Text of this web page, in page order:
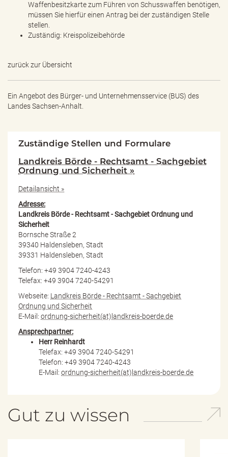
Waffenbesitzkarte zum Führen von Schusswaffen benötigen,
müssen Sie hierfür einen Antrag bei der zuständigen Stelle
stellen.
Zuständig: Kreispolizeibehörde
zurück zur Übersicht
Ein Angebot des Bürger- und Unternehmensservice (BUS) des
Landes Sachsen-Anhalt.
Zuständige Stellen und Formulare
Landkreis Börde - Rechtsamt - Sachgebiet
Ordnung und Sicherheit »
Detailansicht »
Adresse:
Landkreis Börde - Rechtsamt - Sachgebiet Ordnung und
Sicherheit
Bornsche Straße 2
39340 Haldensleben, Stadt
39331 Haldensleben, Stadt
Telefon: +49 3904 7240-4243
Telefax: +49 3904 7240-54291
Webseite: Landkreis Börde - Rechtsamt - Sachgebiet
Ordnung und Sicherheit
E-Mail: ordnung-sicherheit(at)landkreis-boerde.de
Ansprechpartner:
Herr Reinhardt
Telefax: +49 3904 7240-54291
Telefon: +49 3904 7240-4243
E-Mail: ordnung-sicherheit(at)landkreis-boerde.de
Gut zu wissen